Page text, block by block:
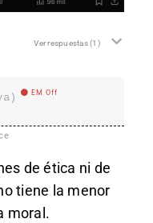
Ver respuestas(1)
EM Off
de ética ni de
tiene la menor
moral.